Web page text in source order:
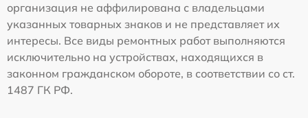
организация не аффилирована с владельцами
указанных товарных знаков и не представляет их
интересы. Все виды ремонтных работ выполняются
исключительно на устройствах, находящихся в
законном гражданском обороте, в соответствии со ст.
1487 ГК РФ.